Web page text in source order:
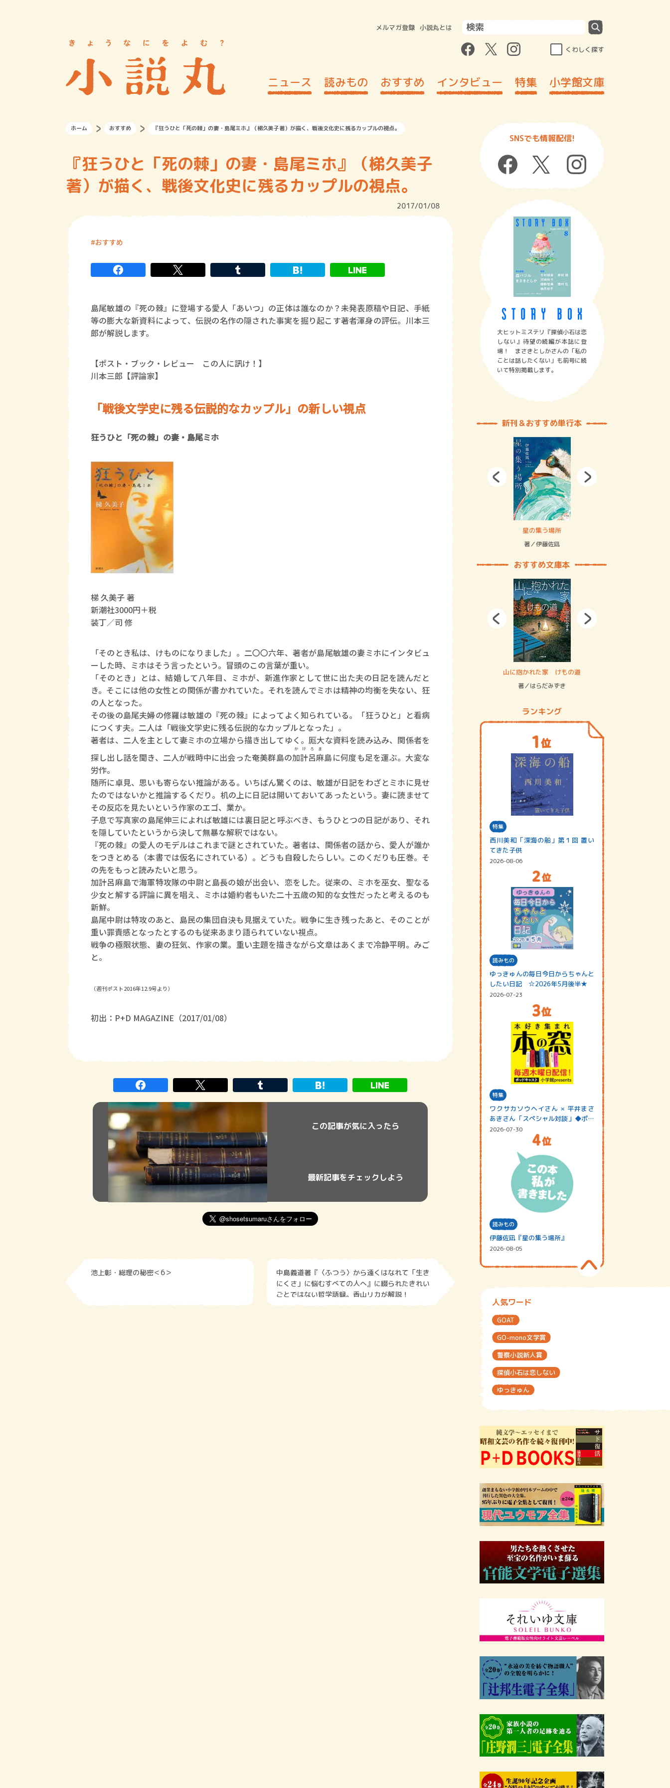
メルマガ登録 小説丸とは
くわしく探す
ニュース 読みもの おすすめ インタビュー 特集 小学館文庫
ホーム おすすめ 『狂うひと「死の棘」の妻・島尾ミホ』（梯久美子著）が描く、戦後文化史に残るカップルの視点。
『狂うひと「死の棘」の妻・島尾ミホ』（梯久美子
著）が描く、戦後文化史に残るカップルの視点。
2017/01/08
おすすめ
島尾敏雄の『死の棘』に登場する愛人「あいつ」の正体は誰なのか？未発表原稿や日記、手紙
等の膨大な新資料によって、伝説の名作の隠された事実を掘り起こす著者渾身の評伝。川本三
郎が解説します。
【ポスト・ブック・レビュー この人に訊け！】
川本三郎【評論家】
「戦後文学史に残る伝説的なカップル」の新しい視点
狂うひと「死の棘」の妻・島尾ミホ
梯 久美子 著
新潮社3000円＋税
装丁／司 修
「そのとき私は、けものになりました」。二〇〇六年、著者が島尾敏雄の妻ミホにインタビュ
ーした時、ミホはそう言ったという。冒頭のこの言葉が重い。
「そのとき」とは、結婚して八年目、ミホが、新進作家として世に出た夫の日記を読んだと
き。そこには他の女性との関係が書かれていた。それを読んでミホは精神の均衡を失ない、狂
の人となった。
その後の島尾夫婦の修羅は敏雄の『死の棘』によってよく知られている。「狂うひと」と看病
につくす夫。二人は「戦後文学史に残る伝説的なカップルとなった」。
著者は、二人を主として妻ミホの立場から描き出してゆく。厖大な資料を読み込み、関係者を
探し出し話を聞き、二人が戦時中に出会った奄美群島の加計呂麻
かけろま
島に何度も足を運ぶ。大変な
労作。
随所に卓見、思いも寄らない推論がある。いちばん驚くのは、敏雄が日記をわざとミホに見せ
たのではないかと推論するくだり。机の上に日記は開いておいてあったという。妻に読ませて
その反応を見たいという作家のエゴ、業か。
子息で写真家の島尾伸三によれば敏雄には裏日記と呼ぶべき、もうひとつの日記があり、それ
を隠していたというから決して無暴な解釈ではない。
『死の棘』の愛人のモデルはこれまで謎とされていた。著者は、関係者の話から、愛人が誰か
をつきとめる（本書では仮名にされている）。どうも自殺したらしい。このくだりも圧巻。そ
の先をもっと読みたいと思う。
加計呂麻島で海軍特攻隊の中尉と島長の娘が出会い、恋をした。従来の、ミホを巫女、聖なる
少女と解する評論に異を唱え、ミホは婚約者もいた二十五歳の知的な女性だったと考えるのも
新鮮。
島尾中尉は特攻のあと、島民の集団自決も見据えていた。戦争に生き残ったあと、そのことが
重い罪責感となったとするのも従来あまり語られていない視点。
戦争の極限状態、妻の狂気、作家の業。重い主題を描きながら文章はあくまで冷静平明。みご
と。
（週刊ポスト2016年12.9号より）
初出：P+D MAGAZINE（2017/01/08）
この記事が気に入ったら
最新記事をチェックしよう
池上彰・総理の秘密＜6＞
中島義道著『〈ふつう〉から遠くはなれて「生き
にくさ」に悩むすべての人へ』に綴られたきれい
ごとではない哲学語録。香山リカが解説！
SNSでも情報配信!
大ヒットミステリ『探偵小石は恋
しない』待望の続編が本誌に登
場！ まさきとしかさんの「私の
ことは話したくない」も前号に続
いて特別掲載します。
新刊＆おすすめ単行本
賞金稼ぎスリーサム！ 二重拘束の… 星の集う場所
著／伊藤佐凪
おすすめ文庫本
ロボット・イン・ザ・システム
著／デボラ・イン…
山に抱かれた家 けもの道
著／はらだみずき
ランキング
特集
西川美和「深海の船」第１回 置い
てきた子供
2026-08-06
読みもの
ゆっきゅんの毎日今日からちゃんと
したい日記 ☆2026年5月後半★
2026-07-23
特集
ワクサカソウヘイさん × 平井まさ
あきさん「スペシャル対談」◆ポッ
ドキャスト…
2026-07-30
読みもの
伊藤佐凪『星の集う場所』
2026-08-05
人気ワード
GOAT
GO-mono文学賞
警察小説新人賞
探偵小石は恋しない
ゆっきゅん